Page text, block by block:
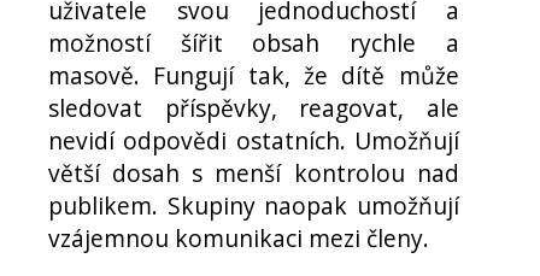
uživatele svou jednoduchostí a
možností šířit obsah rychle a
masově. Fungují tak, že dítě může
sledovat příspěvky, reagovat, ale
nevidí odpovědi ostatních. Umožňují
větší dosah s menší kontrolou nad
publikem. Skupiny naopak umožňují
vzájemnou komunikaci mezi členy.